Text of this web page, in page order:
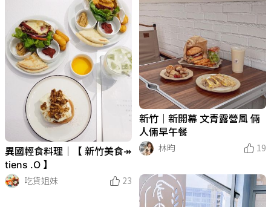
新竹｜新開幕 文青露營風 倆
人倆早午餐
林昀
19
異國輕食料理｜【 新竹美食↠
tiens .O 】
吃貨姐妹
23